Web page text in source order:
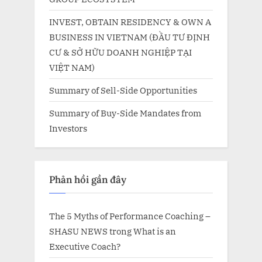
INVEST, OBTAIN RESIDENCY & OWN A
BUSINESS IN VIETNAM (ĐẦU TƯ ĐỊNH
CƯ & SỞ HỮU DOANH NGHIỆP TẠI
VIỆT NAM)
Summary of Sell-Side Opportunities
Summary of Buy-Side Mandates from
Investors
Phản hồi gần đây
The 5 Myths of Performance Coaching –
SHASU NEWS trongWhat is an
Executive Coach?